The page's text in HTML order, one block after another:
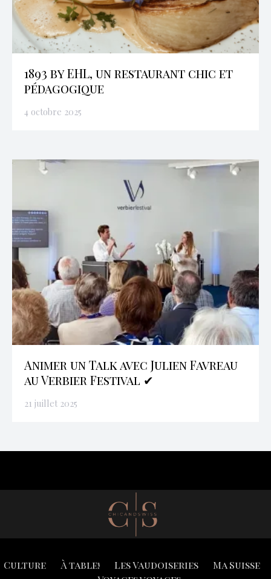
1893 by EHL, un restaurant chic et
pédagogique
4 octobre 2025
Animer un Talk avec Julien Favreau
au Verbier Festival ✔
21 juillet 2025
Culture À table! Les Vaudoiseries
Ma Suisse